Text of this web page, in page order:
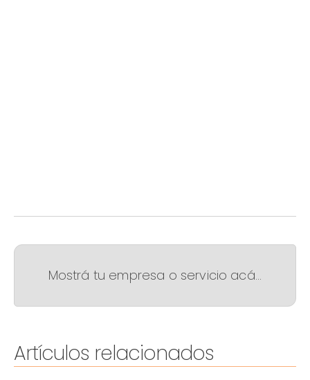
Mostrá tu empresa o servicio acá...
Artículos relacionados